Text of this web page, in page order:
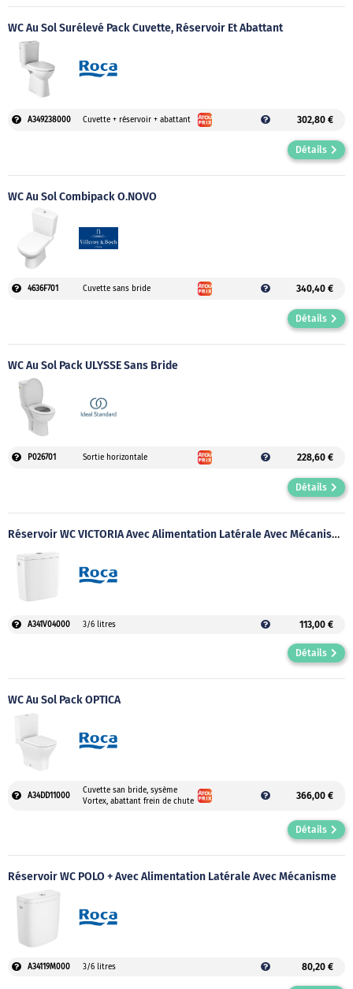
WC Au Sol Surélevé Pack Cuvette, Réservoir Et Abattant
A349238000 Cuvette + réservoir + abattant 302,80 €
Détails
WC Au Sol Combipack O.NOVO
4636F701 Cuvette sans bride 340,40 €
Détails
WC Au Sol Pack ULYSSE Sans Bride
P026701 Sortie horizontale 228,60 €
Détails
Réservoir WC VICTORIA Avec Alimentation Latérale Avec Mécanisme
A341V04000 3/6 litres 113,00 €
Détails
WC Au Sol Pack OPTICA
A34DD11000
Cuvette san bride, sysème
Vortex, abattant frein de chute
366,00 €
Détails
Réservoir WC POLO + Avec Alimentation Latérale Avec Mécanisme
A34119M000 3/6 litres 80,20 €